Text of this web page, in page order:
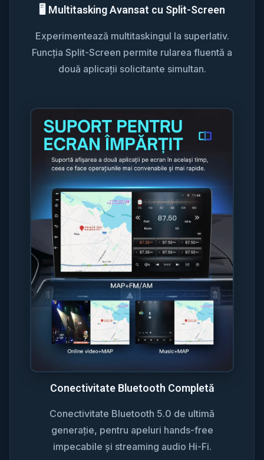
🖥️ Multitasking Avansat cu Split-Screen
Experimentează multitaskingul la superlativ.
Funcția Split-Screen permite rularea fluentă a
două aplicații solicitante simultan.
Conectivitate Bluetooth Completă
Conectivitate Bluetooth 5.0 de ultimă
generație, pentru apeluri hands-free
impecabile și streaming audio Hi-Fi.